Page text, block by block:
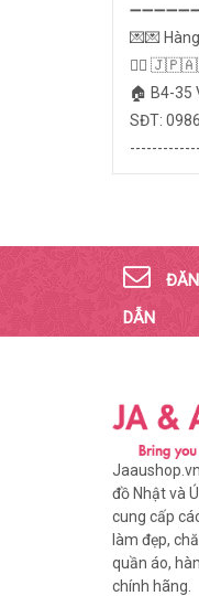
💌💌
👉🏻
🏠 B4-35
SĐT:
DẪN
đồ Nhật và
cung cấp
làm đẹp,
quần áo,
chính hãng.